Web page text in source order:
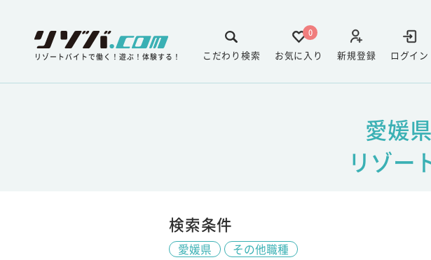
リゾートバイトで働く！遊ぶ！体験する！ ログイン
新規登録
0
お気に入り
こだわり検索
愛媛
リゾー
検索条件
愛媛県
その他職種